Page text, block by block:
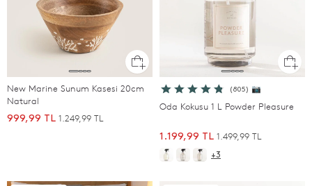
New Marine Sunum Kasesi 20cm
Natural
999,99 TL 1.249,99 TL
(805) 📷
Oda Kokusu 1 L Powder Pleasure
1.199,99 TL 1.499,99 TL
+3